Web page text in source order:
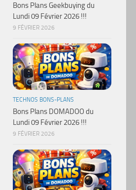
Bons Plans Geekbuying du
Lundi 09 Février 2026 !!!
9 FÉVRIER 2026
TECHNOS BONS-PLANS
Bons Plans DOMADOO du
Lundi 09 Février 2026 !!!
9 FÉVRIER 2026